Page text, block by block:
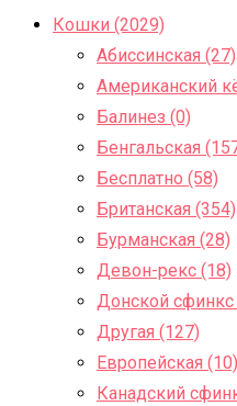
Кошки (2029)
Абиссинская (27)
Американский
Балинез (0)
Бенгальская
Бесплатно (58)
Британская (354)
Бурманская (28)
Девон-рекс (18)
Донской сфинкс
Другая (127)
Европейская (10)
Канадский